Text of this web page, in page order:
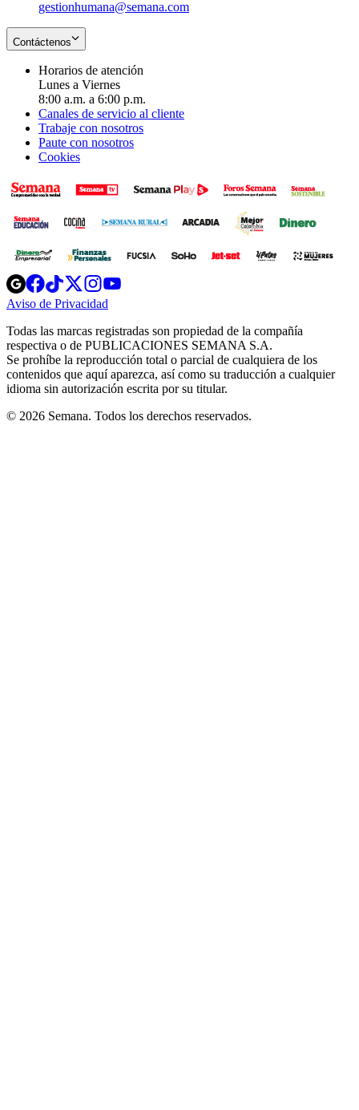
gestionhumana@semana.com
Contáctenos
Horarios de atención
Lunes a Viernes
8:00 a.m. a 6:00 p.m.
Canales de servicio al cliente
Trabaje con nosotros
Paute con nosotros
Cookies
Opens
in
new
Opens
in
new
Opens
in
new
window
Opens
new
windowwindow
Aviso de Privacidad
new
window
Todas las marcas registradas son propiedad de la compañía
respectiva o de PUBLICACIONES SEMANA S.A.
Se prohíbe la reproducción total o parcial de cualquiera de los
contenidos que aquí aparezca, así como su traducción a cualquier
idioma sin autorización escrita por su titular.
© 2026 Semana. Todos los derechos reservados.